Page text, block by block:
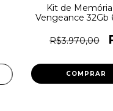
Kit de
Vengeance 32Gb
R$3.970,00